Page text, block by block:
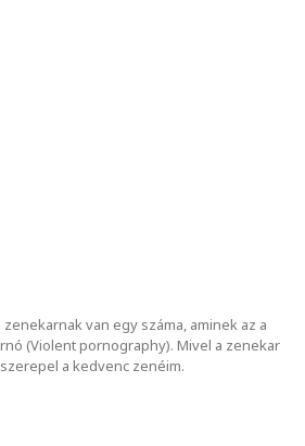
van egy száma, aminek az a
(Violent pornography). Mivel a zenekar
a kedvenc zenéim.